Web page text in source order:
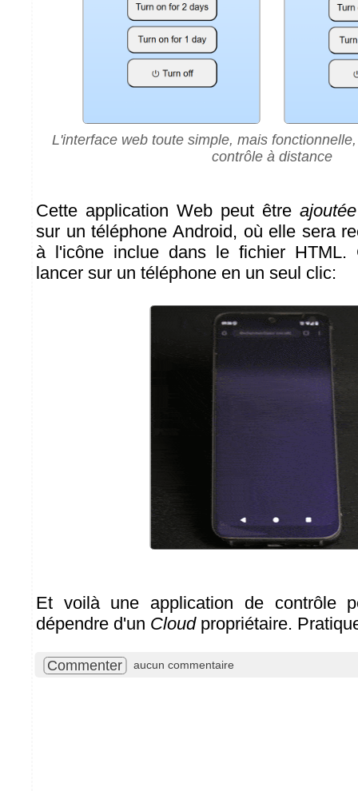
L'interface web toute simple, mais
contrôle à distance
Cette application Web peut être
sur un téléphone Android, où elle sera
à l'icône inclue dans le fichier HTML.
lancer sur un téléphone en un seul clic:
Et voilà une application de contrôle
dépendre d'un Cloudpropriétaire.
Commenter aucun commentaire